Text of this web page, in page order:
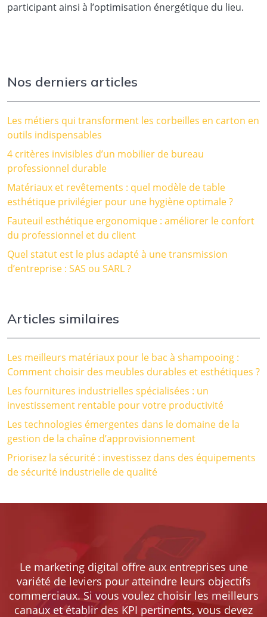
participant ainsi à l’optimisation énergétique du lieu.
Nos derniers articles
Les métiers qui transforment les corbeilles en carton en
outils indispensables
4 critères invisibles d’un mobilier de bureau
professionnel durable
Matériaux et revêtements : quel modèle de table
esthétique privilégier pour une hygiène optimale ?
Fauteuil esthétique ergonomique : améliorer le confort
du professionnel et du client
Quel statut est le plus adapté à une transmission
d’entreprise : SAS ou SARL ?
Articles similaires
Les meilleurs matériaux pour le bac à shampooing :
Comment choisir des meubles durables et esthétiques ?
Les fournitures industrielles spécialisées : un
investissement rentable pour votre productivité
Les technologies émergentes dans le domaine de la
gestion de la chaîne d’approvisionnement
Priorisez la sécurité : investissez dans des équipements
de sécurité industrielle de qualité
Le marketing digital offre aux entreprises une
variété de leviers pour atteindre leurs objectifs
commerciaux. Si vous voulez choisir les meilleurs
canaux et établir des KPI pertinents, vous devez